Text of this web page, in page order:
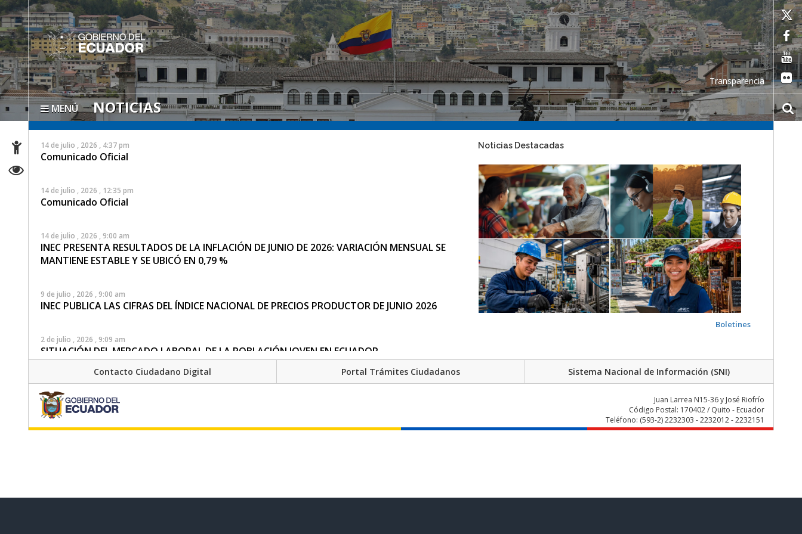
Transparencia
MENÚ NOTICIAS
14 de julio , 2026 , 4:37 pm
Comunicado Oficial
14 de julio , 2026 , 12:35 pm
Comunicado Oficial
14 de julio , 2026 , 9:00 am
INEC PRESENTA RESULTADOS DE LA INFLACIÓN DE JUNIO DE 2026: VARIACIÓN MENSUAL SE
MANTIENE ESTABLE Y SE UBICÓ EN 0,79 %
9 de julio , 2026 , 9:00 am
INEC PUBLICA LAS CIFRAS DEL ÍNDICE NACIONAL DE PRECIOS PRODUCTOR DE JUNIO 2026
2 de julio , 2026 , 9:09 am
SITUACIÓN DEL MERCADO LABORAL DE LA POBLACIÓN JOVEN EN ECUADOR
22 de junio , 2026 , 3:51 pm
INEC SOCIALIZA EN GALÁPAGOS LOS AVANCES DE LA ACTUALIZACIÓN DEL ÍNDICE DE
PRECIOS AL CONSUMIDOR ESPACIAL
Noticias Destacadas
Boletines
Contacto Ciudadano Digital Portal Trámites Ciudadanos Sistema Nacional de Información (SNI)
Juan Larrea N15-36 y José Riofrío
Código Postal: 170402 / Quito - Ecuador
Teléfono: (593-2) 2232303 - 2232012 - 2232151